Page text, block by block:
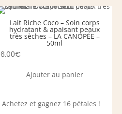
Lait Riche Coco – Soin corps
hydratant & apaisant peaux
très sèches – LA CANOPÉE –
50ml
€
Ajouter au panier
Achetez et gagnez 16 pétales !